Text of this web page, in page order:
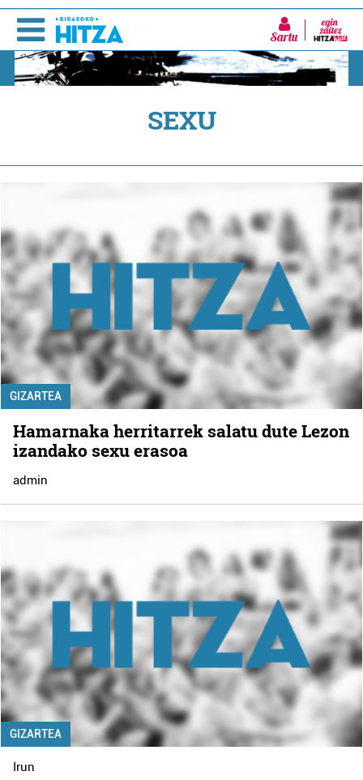
Sartu
SEXU
GIZARTEA
Hamarnaka herritarrek salatu dute Lezon
izandako sexu erasoa
admin
GIZARTEA
Irun